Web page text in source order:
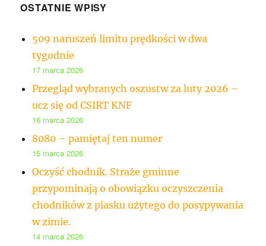
OSTATNIE WPISY
509 naruszeń limitu prędkości w dwa
tygodnie
17 marca 2026
Przegląd wybranych oszustw za luty 2026 –
ucz się od CSIRT KNF
16 marca 2026
8080 – pamiętaj ten numer
15 marca 2026
Oczyść chodnik. Straże gminne
przypominają o obowiązku oczyszczenia
chodników z piasku użytego do posypywania
w zimie.
14 marca 2026